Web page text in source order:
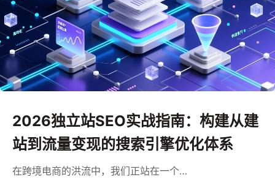
2026独立站SEO实战指南：构建从建
站到流量变现的搜索引擎优化体系
在跨境电商的洪流中，我们正站在一个…